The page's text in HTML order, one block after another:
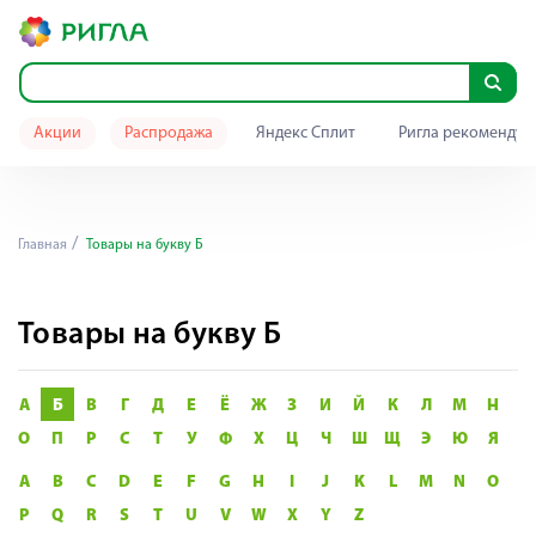
Акции Распродажа Яндекс Сплит Ригла
Главная Товары на букву Б
Товары на букву Б
А Б В Г Д Е Ё Ж З И Й К Л М
Н
О
П Р С Т У Ф Х Ц Ч Ш Щ Э Ю Я
A B C D E F G H I J K L M N
O
P
Q R S T U V W X Y Z